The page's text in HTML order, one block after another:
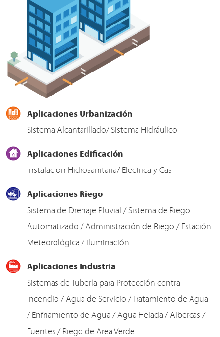
Aplicaciones Urbanización
Sistema Alcantarillado/ Sistema Hidráulico
Aplicaciones Edificación
Instalacion Hidrosanitaria/ Electrica y Gas
Aplicaciones Riego
Sistema de Drenaje Pluvial / Sistema de Riego
Automatizado / Administración de Riego / Estación
Meteorológica / Iluminación
Aplicaciones Industria
Sistemas de Tubería para Protección contra
Incendio / Agua de Servicio / Tratamiento de Agua
/ Enfriamiento de Agua / Agua Helada / Albercas /
Fuentes / Riego de Area Verde